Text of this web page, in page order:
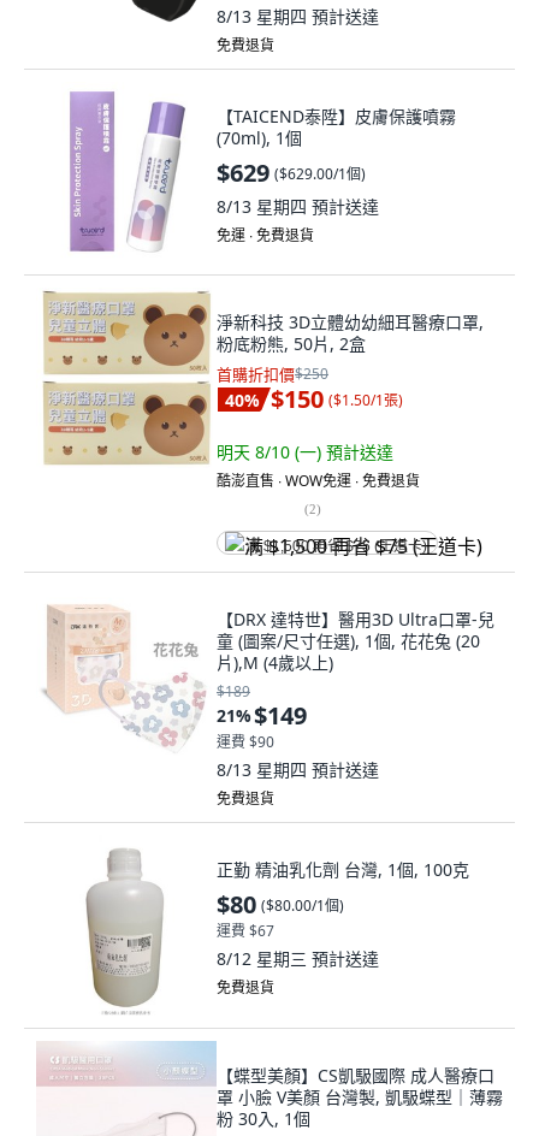
8/13 星期四 預計送達
免費退貨
【TAICEND泰陞】皮膚保護噴霧
(70ml), 1個
$629 ($629.00/1個)
8/13 星期四 預計送達
免運 ∙ 免費退貨
淨新科技 3D立體幼幼細耳醫療口罩,
粉底粉熊, 50片, 2盒
首購折扣價$250
40% $150 ($1.50/1張)
明天 8/10 (一) 預計送達
酷澎直售 ∙ WOW免運 ∙ 免費退貨
(2)
满 $1,500 再省 $75 (王道卡)
【DRX 達特世】醫用3D Ultra口罩-兒
童 (圖案/尺寸任選), 1個, 花花兔 (20
片),M (4歲以上)
$189
21%$149
運費 $90
8/13 星期四 預計送達
免費退貨
正勤 精油乳化劑 台灣, 1個, 100克
$80 ($80.00/1個)
運費 $67
8/12 星期三 預計送達
免費退貨
【蝶型美顏】CS凱馺國際 成人醫療口
罩 小臉 V美顏 台灣製, 凱馺蝶型｜薄霧
粉 30入, 1個